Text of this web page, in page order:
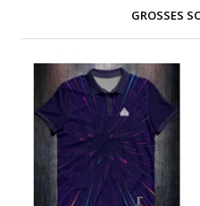
GROSSES